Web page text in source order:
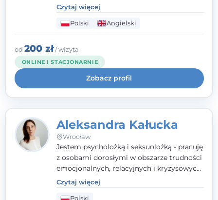
parami. Specjalizuję się w obszarze zdrowia
seksualnego, żałoby, kryzysów życiowych i
wypalenia zawodowego. Pracuję w języku
polskim i angielskim, w podejściu
humanistycznym, opartym na
partnerstwie i podmiotowości klienta.
Czytaj więcej
Polski Angielski
od 200 zł/ wizyta
ONLINE I STACJONARNIE
Zobacz profil
Aleksandra Kałucka
Wrocław
Jestem psycholożką i seksuolożką - pracuję
z osobami dorosłymi w obszarze trudności
emocjonalnych, relacyjnych i kryzysowych,
w tym z osobami po doświadczeniach
przemocy. Ukończyłam psychologię
Czytaj więcej
Polski